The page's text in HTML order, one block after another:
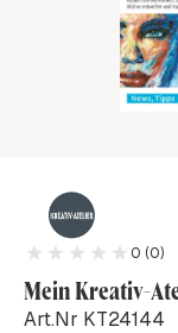
0 (0)
Mein Kreativ-
Art.Nr KT24144